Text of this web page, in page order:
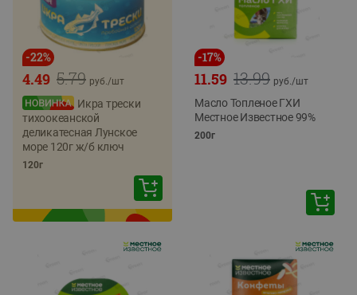
-22%
5.79
4.49 руб./шт
Икра трески
тихоокеанской
деликатесная Лунское
море 120г ж/б ключ
120г
-17%
13.99
11.59 руб./шт
Масло Топленое ГХИ
Местное Известное 99%
200г